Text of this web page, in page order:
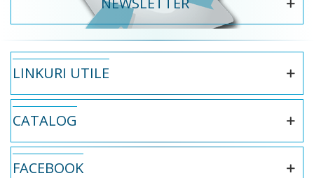
LINKURI UTILE
CATALOG
FACEBOOK